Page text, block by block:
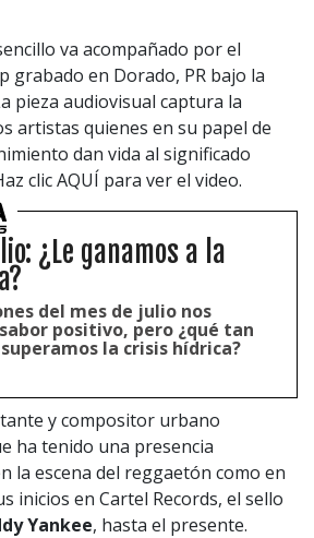
va acompañado por el
grabado en Dorado, PR bajo la
pieza audiovisual captura la
artistas quienes en su papel de
dan vida al significado
clic AQUÍ para ver el video.
¿Le ganamos a la
del mes de julio nos
positivo, pero ¿qué tan
la crisis hídrica?
y compositor urbano
ha tenido una presencia
la escena del reggaetón como en
inicios en Cartel Records, el sello
Yankee, hasta el presente.